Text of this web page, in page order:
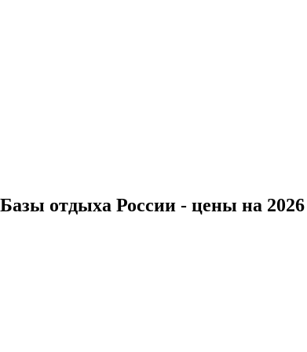
отдыха России - цены на 2026